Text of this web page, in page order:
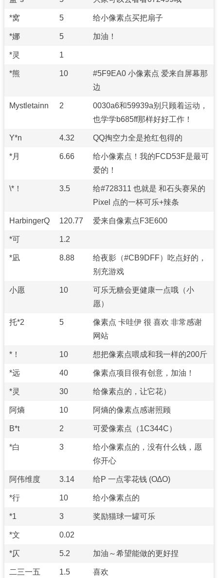
*窝 5 给小像素点买把扇子
*娜 5 加油！
*灵 1
*熊 10
#5F9EA0 小像素点 爱来自屏幕那
边
Mystletainn 2
0030a6和59939a别只顾着运动，
也学学b685ff那样好好工作！
Y*n 4.32 QQ掏空力全是抢红包得的
*月 6.66
给小像素点！我的FCD53F是最可
爱的！
\*！ 3.5
给#728311 也就是 和石头赛呆的
Pixel 点的一杯可乐+辣条
HarbingerQ 120.77 爱来自像素点F3E600
*可 1.2
*凪 8.88
给夜影（#CB9DFF）吃点好的，
别充游戏
小愿 10
可乐无糖会更健康一点哦（小
愿）
托*2 5
像素点 卡哇伊 很 喜欢 非常感谢
网站
*！ 10 想把像素点喂成和我一样的200斤
*远 40 像素点项目很有创意，加油！
*灵 30 给像素点的，让它花）
阿熵 10 阿熵的像素点感谢照顾
B*t 2 可爱像素点（1C344C）
*白 3
给小像素点的，没有什么钱，愿
你开心
阿伟维度 3.14 给P 一点零花钱 (O∆O)
*行 10 给小像素点的
*1 3 奖励猫球一罐可乐
*文 0.02
*仄 5.2 加油～希望能做的更好捏
二三一五 1.5 喜欢